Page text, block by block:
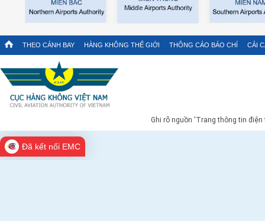
THEO CÁNH BAY HÀNG KHÔNG THẾ GIỚI THÔNG CÁO BÁO CHÍ CẢI
Ghi rõ nguồn 'Trang thông tin
Đã kết nối EMC